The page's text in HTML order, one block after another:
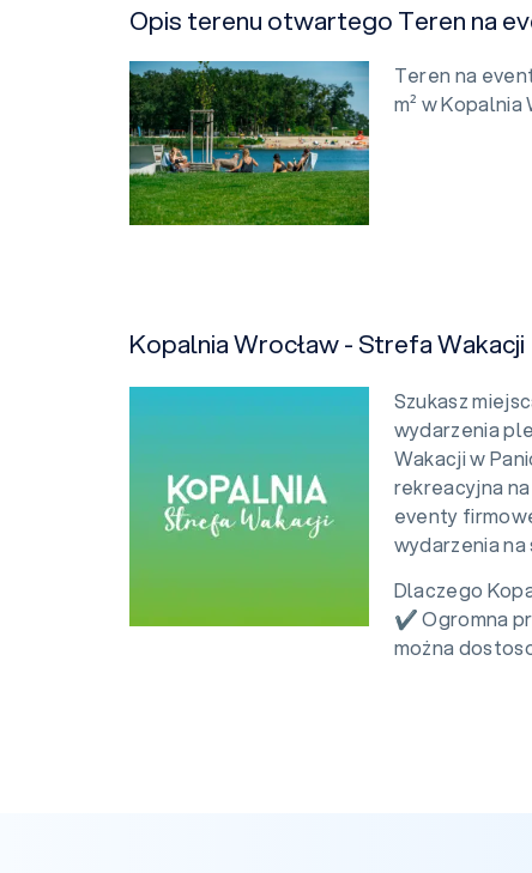
Opis terenu otwartego Teren na
Teren na
m² w
Kopalnia Wrocław - Strefa Wakacji
Szukasz
wydarzenia
Wakacji w
rekreacyjna
eventy
wydarzenia
Dlaczego
✔ Ogromna
można